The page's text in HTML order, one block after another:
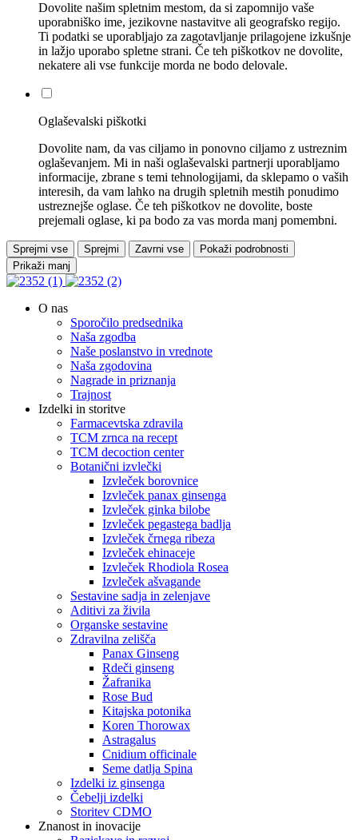
Dovolite našim spletnim mestom, da si zapomnijo vaše
uporabniško ime, jezikovne nastavitve ali geografsko regijo.
Ti podatki se uporabljajo za zagotavljanje prilagojene izkušnje
in lažjo uporabo spletne strani. Če teh piškotkov ne dovolite,
nekatere ali vse funkcije morda ne bodo delovale.
Oglaševalski piškotki
Dovolite nam, da vas ciljamo in ponovno ciljamo z ustreznim
oglaševanjem. Mi in naši oglaševalski partnerji uporabljamo
informacije, zbrane s temi tehnologijami, da sklepamo o vaših
interesih, da vam lahko na drugih spletnih mestih ponudimo
ustreznejše oglase. Če teh piškotkov ne dovolite, boste
prejemali oglase, ki pa bodo za vas morda manj pomembni.
Sprejmi vse Sprejmi Zavrni vse
Pokaži podrobnosti
Prikaži manj
O nas
Sporočilo predsednika
Naša zgodba
Naše poslanstvo in vrednote
Naša zgodovina
Nagrade in priznanja
Trajnost
Izdelki in storitve
Farmacevtska zdravila
TCM zrnca na recept
TCM decoction center
Botanični izvlečki
Izvleček borovnice
Izvleček panax ginsenga
Izvleček ginka bilobe
Izvleček pegastega badlja
Izvleček črnega ribeza
Izvleček ehinaceje
Izvleček Rhodiola Rosea
Izvleček ašvagande
Sestavine sadja in zelenjave
Aditivi za živila
Organske sestavine
Zdravilna zelišča
Panax Ginseng
Rdeči ginseng
Žafranika
Rose Bud
Kitajska potonika
Koren Thorowax
Astragalus
Cnidium officinale
Seme datlja Spina
Izdelki iz ginsenga
Čebelji izdelki
Storitev CDMO
Znanost in inovacije